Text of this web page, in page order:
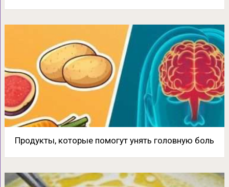
Продукты, которые помогут унять головную боль